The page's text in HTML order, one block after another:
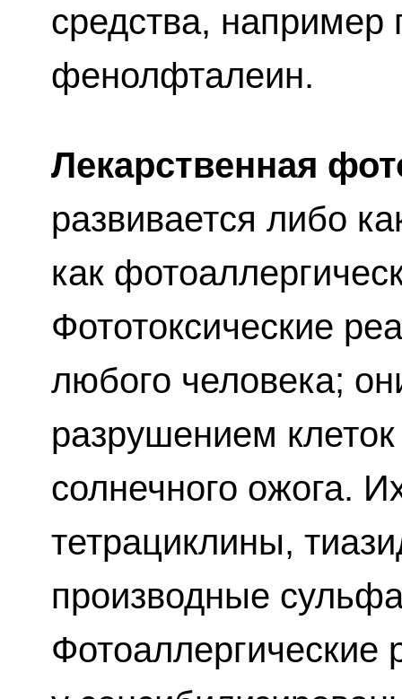
средства,
фенолфталеин.
Лекарственная
развивается либо
как
Фототоксические
любого человека;
разрушением
солнечного ожога.
тетрациклины,
производные
Фотоаллергические